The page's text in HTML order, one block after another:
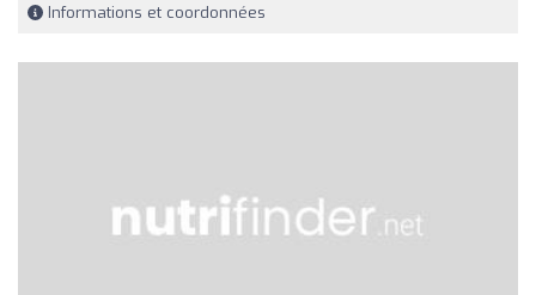
Informations et coordonnées